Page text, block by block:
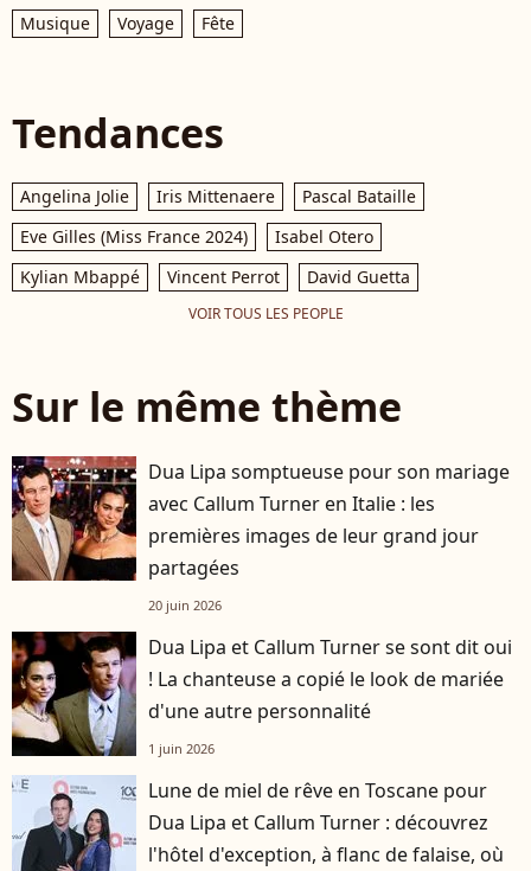
Musique
Voyage Fête
Tendances
Angelina Jolie Iris Mittenaere
Pascal Bataille
Eve Gilles (Miss France 2024)
Isabel Otero
Kylian Mbappé
Vincent Perrot David Guetta
VOIR TOUS LES PEOPLE
Sur le même thème
Dua Lipa somptueuse pour son mariage
avec Callum Turner en Italie : les
premières images de leur grand jour
partagées
20 juin 2026
Dua Lipa et Callum Turner se sont dit oui
! La chanteuse a copié le look de mariée
d'une autre personnalité
1 juin 2026
Lune de miel de rêve en Toscane pour
Dua Lipa et Callum Turner : découvrez
l'hôtel d'exception, à flanc de falaise, où